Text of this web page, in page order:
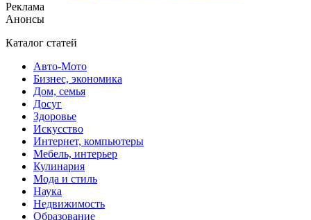
Реклама
Анонсы
Каталог статей
Авто-Мото
Бизнес, экономика
Дом, семья
Досуг
Здоровье
Искусство
Интернет, компьютеры
Мебель, интерьер
Кулинария
Мода и стиль
Наука
Недвижимость
Образование